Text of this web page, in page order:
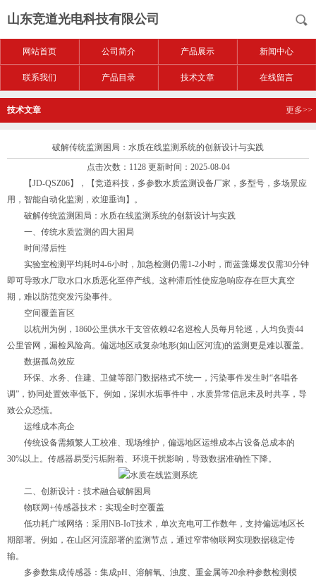
山东竞道光电科技有限公司
网站首页 公司简介 产品展示 新闻中心
联系我们 产品目录 技术文章 在线留言
技术文章 更多>>
破解传统监测困局：水质在线监测系统的创新设计与实践
点击次数：1128 更新时间：2025-08-04
【JD-QSZ06】，【竞道科技，多参数水质监测设备厂家，多型号，多场景应
用，智能自动化监测，欢迎垂询】。
破解传统监测困局：水质在线监测系统的创新设计与实践
一、传统水质监测的四大困局
时间滞后性
实验室检测平均耗时4-6小时，加急检测仍需1-2小时，而蓝藻爆发仅需30分钟
即可导致水厂取水口水质恶化至停产线。这种滞后性使应急响应存在巨大真空
期，难以防范突发污染事件。
空间覆盖盲区
以杭州为例，1860公里供水干支管依赖42名巡检人员每月轮巡，人均负责44
公里管网，漏检风险高。偏远地区或复杂地形(如山区河流)的监测更是难以覆盖。
数据孤岛效应
环保、水务、住建、卫健等部门数据格式不统一，污染事件发生时“各唱各
调”，协同处置效率低下。例如，深圳水垢事件中，水质异常信息未及时共享，导
致公众恐慌。
运维成本高企
传统设备需频繁人工校准、现场维护，偏远地区运维成本占设备总成本的
30%以上。传感器易受污垢附着、环境干扰影响，导致数据准确性下降。
二、创新设计：技术融合破解困局
物联网+传感器技术：实现全时空覆盖
低功耗广域网络：采用NB-IoT技术，单次充电可工作数年，支持偏远地区长
期部署。例如，在山区河流部署的监测节点，通过窄带物联网实现数据稳定传
输。
多参数集成传感器：集成pH、溶解氧、浊度、重金属等20余种参数检测模